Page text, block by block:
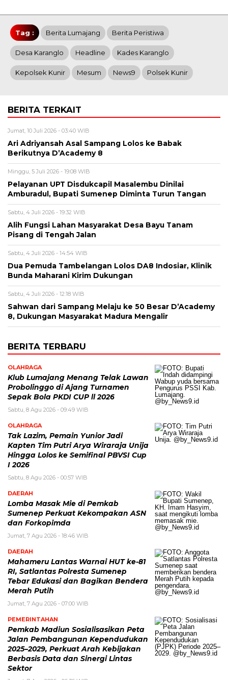
Tag : Berita Lumajang Berita Peristiwa
Desa Karanglo Headline Kades Karanglo
Kepolsek Kunir Mesum News9 Polsek Kunir
BERITA TERKAIT
Jumat, 10 Juli 2026 - 03:40 WIB
Ari Adriyansah Asal Sampang Lolos ke Babak
Berikutnya D’Academy 8
Minggu, 5 Juli 2026 - 19:08 WIB
Pelayanan UPT Disdukcapil Masalembu Dinilai
Amburadul, Bupati Sumenep Diminta Turun Tangan
Sabtu, 4 Juli 2026 - 19:32 WIB
Alih Fungsi Lahan Masyarakat Desa Bayu Tanam
Pisang di Tengah Jalan
Sabtu, 4 Juli 2026 - 14:54 WIB
Dua Pemuda Tambelangan Lolos DA8 Indosiar, Klinik
Bunda Maharani Kirim Dukungan
Sabtu, 4 Juli 2026 - 12:18 WIB
Sahwan dari Sampang Melaju ke 50 Besar D’Academy
8, Dukungan Masyarakat Madura Mengalir
BERITA TERBARU
OLAHRAGA
Klub Lumajang Menang Telak Lawan
Probolinggo di Ajang Turnamen
Sepak Bola PKDI CUP ll 2026
Sabtu, 8 Agu 2026 - 09:49 WIB
OLAHRAGA
Tak Lazim, Pemain Yunior Jadi
Kapten Tim Putri Arya Wiraraja Unija
Hingga Lolos ke Semifinal PBVSI Cup
I 2026
Sabtu, 8 Agu 2026 - 00:57 WIB
DAERAH
Lomba Masak Mie di Pemkab
Sumenep Perkuat Kekompakan ASN
dan Forkopimda
Jumat, 7 Agu 2026 - 18:46 WIB
DAERAH
Mahameru Lantas Warnai HUT ke-81
RI, Satlantas Polresta Sumenep
Tebar Edukasi dan Bagikan Bendera
Merah Putih
Jumat, 7 Agu 2026 - 07:00 WIB
PEMERINTAHAN
Pemkab Madiun Sosialisasikan Peta
Jalan Pembangunan Kependudukan
2025–2029, Perkuat Arah Kebijakan
Berbasis Data dan Sinergi Lintas
Sektor